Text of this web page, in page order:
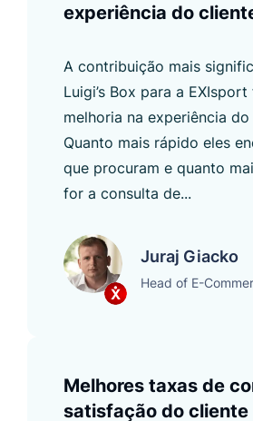
experiência do
A contribuição mais
Luigi’s Box para a
melhoria na experiência
Quanto mais rápido eles
que procuram e quanto
for a consulta de...
Juraj Giacko
Head of E-
Melhores taxas de
satisfação do cliente